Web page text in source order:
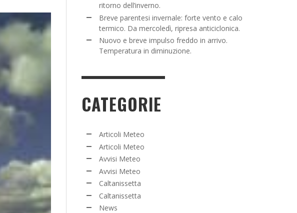
ritorno dell’inverno.
Breve parentesi invernale: forte vento e calo
termico. Da mercoledì, ripresa anticiclonica.
Nuovo e breve impulso freddo in arrivo.
Temperatura in diminuzione.
CATEGORIE
Articoli Meteo
Articoli Meteo
Avvisi Meteo
Avvisi Meteo
Caltanissetta
Caltanissetta
News